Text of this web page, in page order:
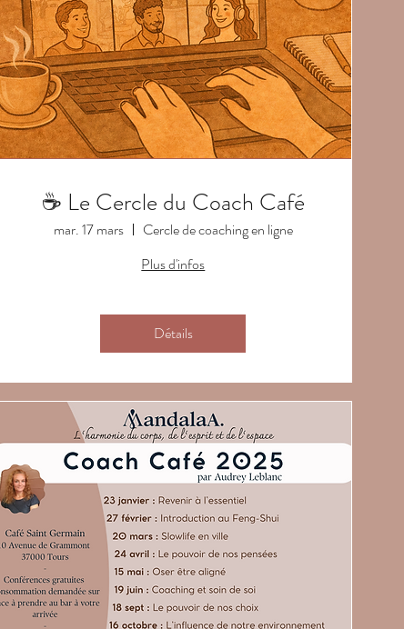
☕ Le Cercle du Coach Café
mar. 17 mars
Cercle de coaching en ligne
Plus d'infos
Détails